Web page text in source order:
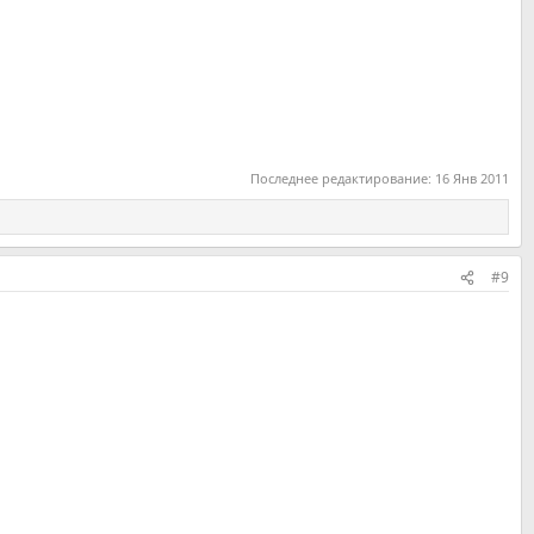
Последнее редактирование: 16 Янв 2011
#9